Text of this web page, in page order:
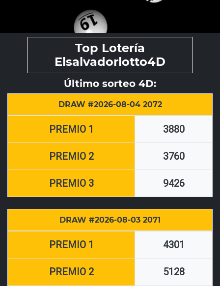
Top Lotería
Elsalvadorlotto4D
Último sorteo 4D:
DRAW #2026-08-04 2072
PREMIO 1 3880
PREMIO 2 3760
PREMIO 3 9426
DRAW #2026-08-03 2071
PREMIO 1 4301
PREMIO 2 5128